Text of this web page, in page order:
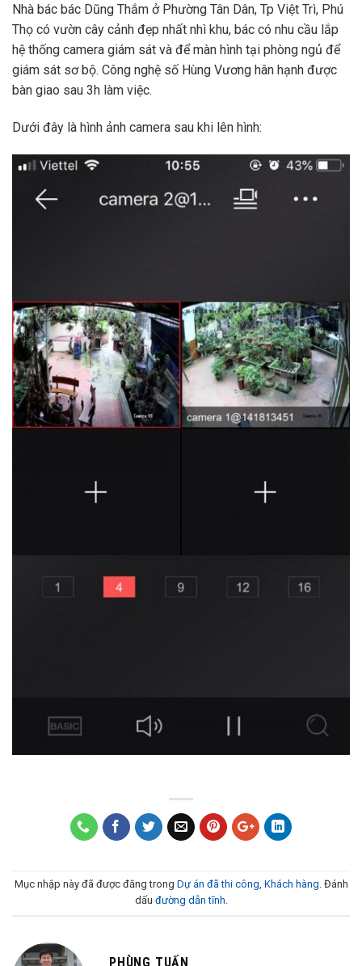
Nhà bác bác Dũng Thắm ở Phường Tân Dân, Tp Việt Trì, Phú
Thọ có vườn cây cảnh đẹp nhất nhì khu, bác có nhu cầu lắp
hệ thống camera giám sát và để màn hình tại phòng ngủ để
giám sát sơ bộ. Công nghệ số Hùng Vương hân hạnh được
bàn giao sau 3h làm việc.
Dưới đây là hình ảnh camera sau khi lên hình:
Mục nhập này đã được đăng trong Dự án đã thi công, Khách hàng. Đánh
dấu đường dẫn tĩnh.
PHÙNG TUẤN